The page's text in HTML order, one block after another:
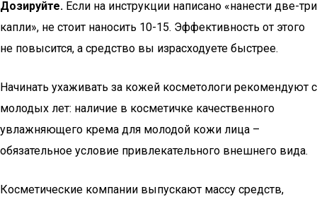
Дозируйте. Если на инструкции написано «нанести две-три
капли», не стоит наносить 10-15. Эффективность от этого
не повысится, а средство вы израсходуете быстрее.
Начинать ухаживать за кожей косметологи рекомендуют с
молодых лет: наличие в косметичке качественного
увлажняющего крема для молодой кожи лица –
обязательное условие привлекательного внешнего вида.
Косметические компании выпускают массу средств,